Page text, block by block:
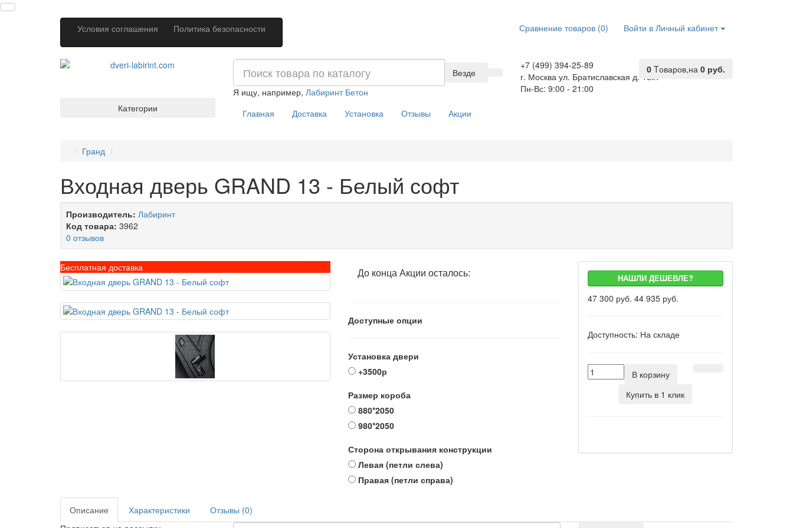
Условия соглашения Политика безопасности Войти в Личный кабинет
Сравнение товаров (0)
+7 (499) 394-25-89
г. Москва ул. Братиславская д. 18к1
Пн-Вс: 9:00 - 21:00
0 Tоваров,на 0 руб.
Везде
Я ищу, например, Лабиринт Бетон
Главная
Доставка Установка Отзывы Акции
Категории
Гранд
Входная дверь GRAND 13 - Белый софт
Производитель: Лабиринт
Код товара: 3962
0 отзывов
Бесплатная доставка До конца Акции осталось:
Доступные опции
Установка двери
+3500р
Размер короба
880*2050
980*2050
Сторона открывания конструкции
Левая (петли слева)
Правая (петли справа)
НАШЛИ ДЕШЕВЛЕ?
47 300 руб. 44 935 руб.
Доступность: На складе
В корзину
Купить в 1 клик
Описание Характеристики
Отзывы (0)